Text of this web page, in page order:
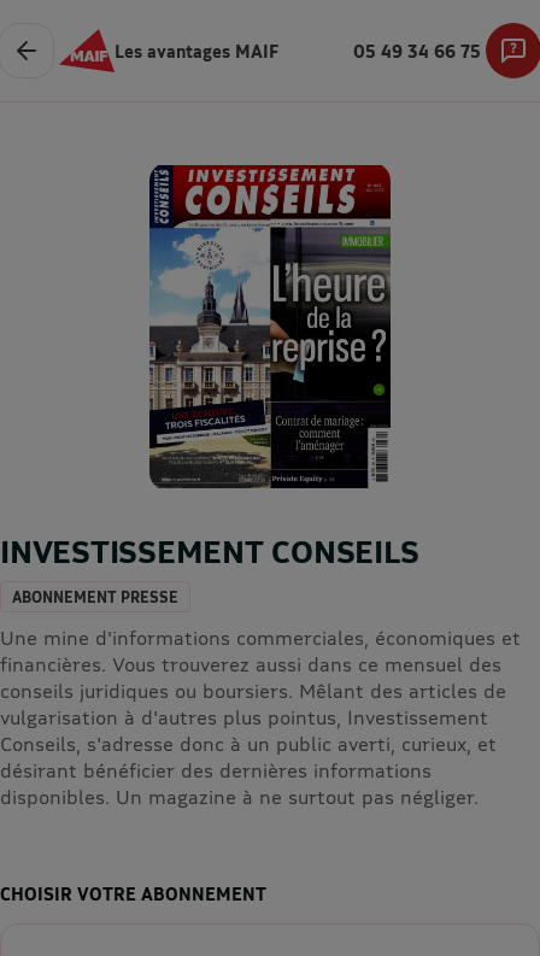
Les avantages MAIF 05 49 34 66 75
INVESTISSEMENT CONSEILS
ABONNEMENT PRESSE
Une mine d'informations commerciales, économiques et
financières. Vous trouverez aussi dans ce mensuel des
conseils juridiques ou boursiers. Mêlant des articles de
vulgarisation à d'autres plus pointus, Investissement
Conseils, s'adresse donc à un public averti, curieux, et
désirant bénéficier des dernières informations
disponibles. Un magazine à ne surtout pas négliger.
CHOISIR VOTRE ABONNEMENT